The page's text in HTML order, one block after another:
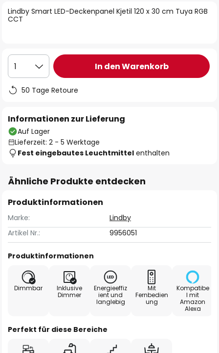
Lindby Smart LED-Deckenpanel Kjetil 120 x 30 cm Tuya RGB
CCT
1 In den Warenkorb
50 Tage Retoure
Informationen zur Lieferung
Auf Lager
Lieferzeit: 2 - 5 Werktage
Fest eingebautes Leuchtmittel enthalten
Ähnliche Produkte entdecken
Produktinformationen
Marke:
Lindby
Artikel Nr.:
9956051
Produktinformationen
Dimmbar
Inklusive
Dimmer
Energieeffiz
ient und
langlebig
Mit
Fernbedien
ung
Kompatibe
l mit
Amazon
Alexa
Perfekt für diese Bereiche